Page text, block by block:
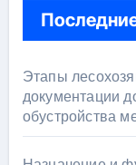
Этапы
документации
обустройства